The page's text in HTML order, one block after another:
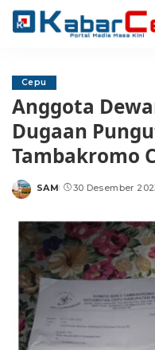
Cepu
Anggota
Dugaan
Tambakromo
Posted
SAM 30 Desember